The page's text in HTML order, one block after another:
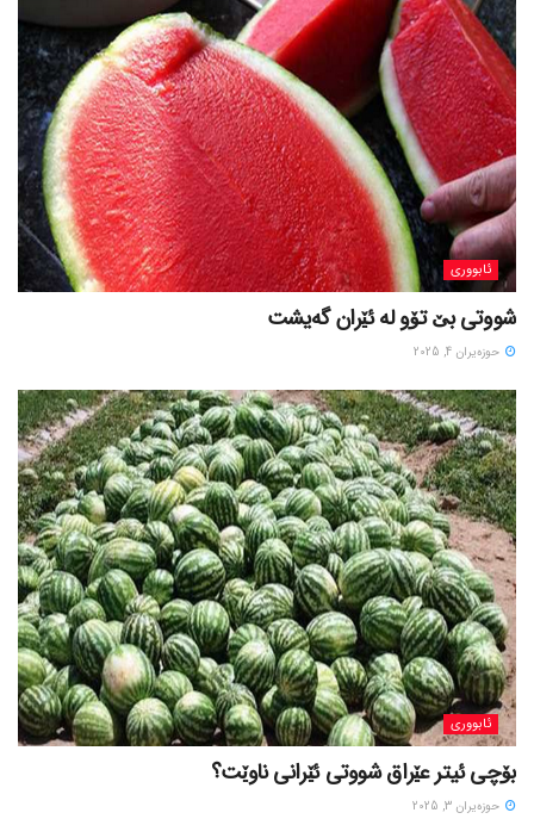
ئابووری
شووتی بێ تۆو لە ئێران گەیشت
حوزه‌یران 4, 2025
ئابووری
بۆچی ئیتر عێراق شووتی ئێرانی ناوێت؟
حوزه‌یران 3, 2025